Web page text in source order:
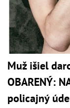
Muž išiel
OBARENÝ:
policajný